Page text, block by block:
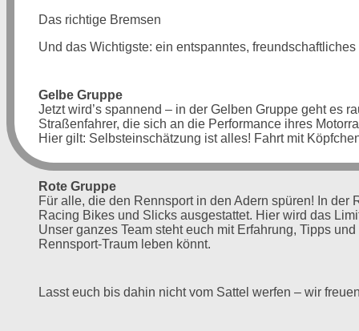
Das richtige Bremsen
Und das Wichtigste: ein entspanntes,
Gelbe Gruppe
Jetzt wird’s spannend – in der Gelben Gruppe geht es
Straßenfahrer, die sich an die Performance ihres
Hier gilt: Selbsteinschätzung ist alles! Fahrt mit
Rote Gruppe
Für alle, die den Rennsport in den Adern spüren! In
Racing Bikes und Slicks ausgestattet. Hier wird das
Unser ganzes Team steht euch mit Erfahrung, Tipps
Rennsport-Traum leben könnt.
Lasst euch bis dahin nicht vom Sattel werfen – wir